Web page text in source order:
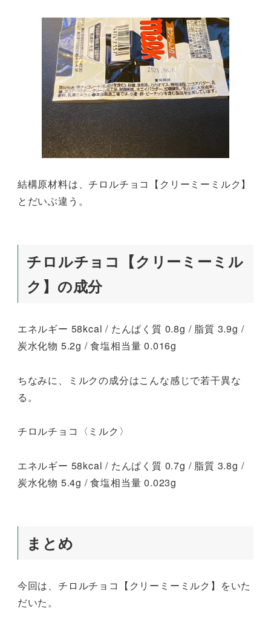
結構原材料は、チロルチョコ【クリーミーミルク】
とだいぶ違う。
チロルチョコ【クリーミーミル
ク】の成分
エネルギー 58kcal / たんぱく質 0.8g / 脂質 3.9g /
炭水化物 5.2g / 食塩相当量 0.016g
ちなみに、ミルクの成分はこんな感じで若干異な
る。
チロルチョコ〈ミルク〉
エネルギー 58kcal / たんぱく質 0.7g / 脂質 3.8g /
炭水化物 5.4g / 食塩相当量 0.023g
まとめ
今回は、チロルチョコ【クリーミーミルク】をいた
だいた。